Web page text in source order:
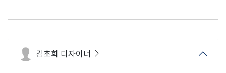
김초희 디자이너